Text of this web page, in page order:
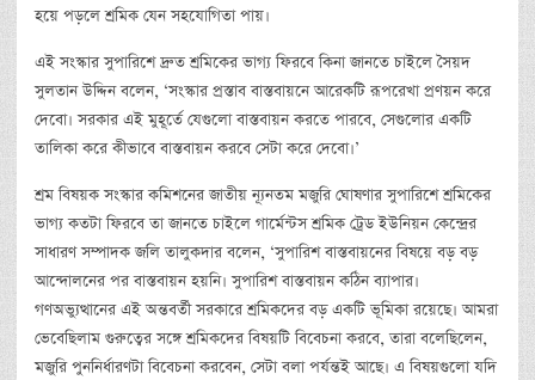
হয়ে পড়লে শ্রমিক যেন সহযোগিতা পায়।
এই সংস্কার সুপারিশে দ্রুত শ্রমিকের ভাগ্য ফিরবে কিনা জানতে চাইলে সৈয়দ
সুলতান উদ্দিন বলেন, ‘সংস্কার প্রস্তাব বাস্তবায়নে আরেকটি রূপরেখা প্রণয়ন করে
দেবো। সরকার এই মুহূর্তে যেগুলো বাস্তবায়ন করতে পারবে, সেগুলোর একটি
তালিকা করে কীভাবে বাস্তবায়ন করবে সেটা করে দেবো।’
শ্রম বিষয়ক সংস্কার কমিশনের জাতীয় ন্যূনতম মজুরি ঘোষণার সুপারিশে শ্রমিকের
ভাগ্য কতটা ফিরবে তা জানতে চাইলে গার্মেন্টস শ্রমিক ট্রেড ইউনিয়ন কেন্দ্রের
সাধারণ সম্পাদক জলি তালুকদার বলেন, ‘সুপারিশ বাস্তবায়নের বিষয়ে বড় বড়
আন্দোলনের পর বাস্তবায়ন হয়নি। সুপারিশ বাস্তবায়ন কঠিন ব্যাপার।
গণঅভ্যুত্থানের এই অন্তবর্তী সরকারে শ্রমিকদের বড় একটি ভূমিকা রয়েছে। আমরা
ভেবেছিলাম গুরুত্বের সঙ্গে শ্রমিকদের বিষয়টি বিবেচনা করবে, তারা বলেছিলেন,
মজুরি পুননির্ধারণটা বিবেচনা করবেন, সেটা বলা পর্যন্তই আছে। এ বিষয়গুলো যদি